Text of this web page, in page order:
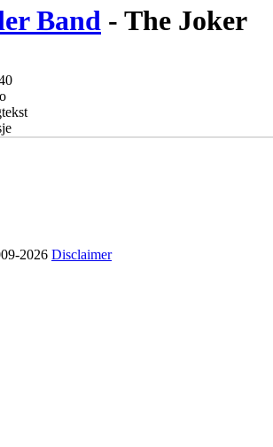
Band - The Joker
2026 Disclaimer